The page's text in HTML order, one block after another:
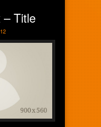
– Title